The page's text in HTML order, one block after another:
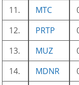
11.
MTC
12.
PRTP
13.
MUZ
14.
MDNR